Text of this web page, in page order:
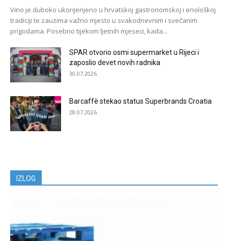
Vino je duboko ukorijenjeno u hrvatskoj gastronomskoj i enološkoj
tradiciji te zauzima važno mjesto u svakodnevnim i svečanim
prigodama. Posebno tijekom ljetnih mjeseci, kada...
SPAR otvorio osmi supermarket u Rijeci i
zaposlio devet novih radnika
30.07.2026.
Barcaffè stekao status Superbrands Croatia
28.07.2026.
IZLOG